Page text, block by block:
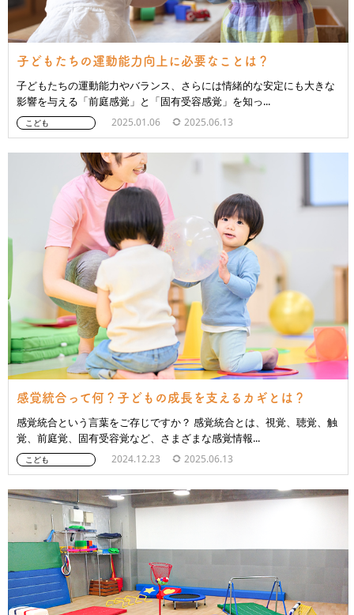
子どもたちの運動能力向上に必要なことは？
子どもたちの運動能力やバランス、さらには情緒的な安定にも大きな
影響を与える「前庭感覚」と「固有受容感覚」を知っ...
こども 2025.01.06 2025.06.13
感覚統合って何？子どもの成長を支えるカギとは？
感覚統合という言葉をご存じですか？ 感覚統合とは、視覚、聴覚、触
覚、前庭覚、固有受容覚など、さまざまな感覚情報...
こども 2024.12.23 2025.06.13